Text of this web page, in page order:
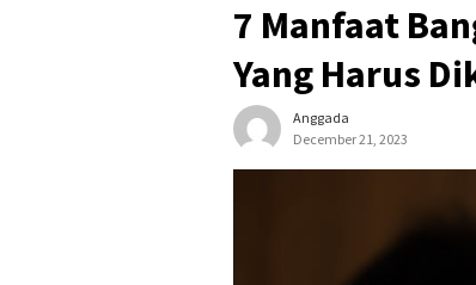
7 Manfaat
Yang Harus
Anggada
December 21, 2023